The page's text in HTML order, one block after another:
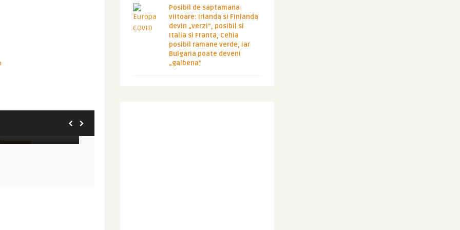
Posibil de saptamana
viitoare: Irlanda si Finlanda
devin „verzi”, posibil si
Italia si Franta, Cehia
posibil ramane verde, iar
Bulgaria poate deveni
„galbena”